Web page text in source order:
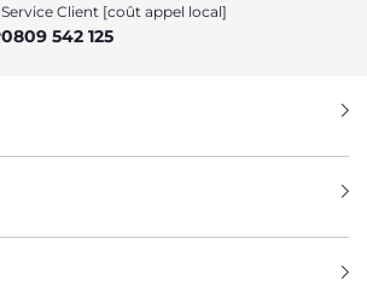
Service Client [coût appel local]
0809 542 125